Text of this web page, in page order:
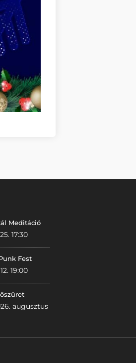
Meditáció
17:30
Fest
19:00
augusztus